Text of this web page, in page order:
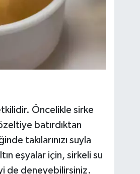
Öncelikle sirke
batırdıktan
takılarınızı suyla
eşyalar için, sirkeli su
de deneyebilirsiniz.